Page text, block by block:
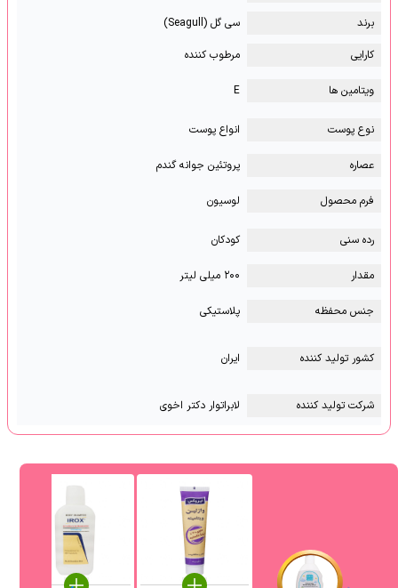
برند
سی گل (Seagull)
کارایی
مرطوب کننده
ویتامین ها E
نوع پوست انواع پوست
عصاره پروتئین جوانه گندم
فرم محصول لوسیون
رده سنی کودکان
مقدار ۲۰۰ میلی لیتر
جنس محفظه پلاستیکی
کشور تولید کننده ایران
شرکت تولید کننده لابراتوار دکتر اخوی